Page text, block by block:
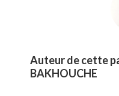
Auteur de cette
BAKHOUCHE